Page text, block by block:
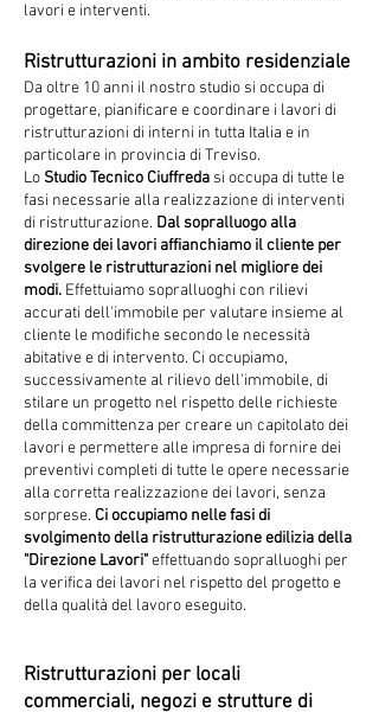
lavori e interventi.
Ristrutturazioni in ambito residenziale
Da oltre 10 anni il nostro studio si occupa di
progettare, pianificare e coordinare i lavori di
ristrutturazioni di interni in tutta Italia e in
particolare in provincia di Treviso.
Lo Studio Tecnico Ciuffreda si occupa di tutte le
fasi necessarie alla realizzazione di interventi
di ristrutturazione. Dal sopralluogo alla
direzione dei lavori affianchiamo il cliente per
svolgere le ristrutturazioni nel migliore dei
modi. Effettuiamo sopralluoghi con rilievi
accurati dell'immobile per valutare insieme al
cliente le modifiche secondo le necessità
abitative e di intervento. Ci occupiamo,
successivamente al rilievo dell'immobile, di
stilare un progetto nel rispetto delle richieste
della committenza per creare un capitolato dei
lavori e permettere alle impresa di fornire dei
preventivi completi di tutte le opere necessarie
alla corretta realizzazione dei lavori, senza
sorprese. Ci occupiamo nelle fasi di
svolgimento della ristrutturazione edilizia della
"Direzione Lavori"effettuando sopralluoghi per
la verifica dei lavori nel rispetto del progetto e
della qualità del lavoro eseguito.
Ristrutturazioni per locali
commerciali, negozi e strutture di